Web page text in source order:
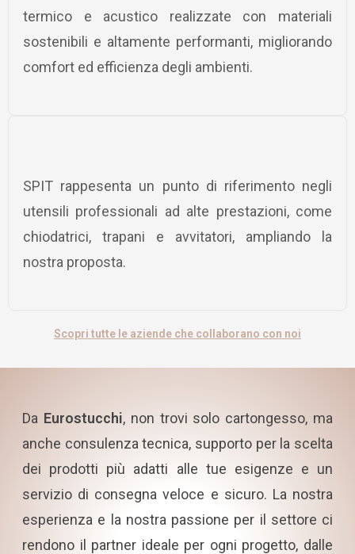
termico e acustico realizzate con materiali
sostenibili e altamente performanti, migliorando
comfort ed efficienza degli ambienti.
SPIT rappesenta un punto di riferimento negli
utensili professionali ad alte prestazioni, come
chiodatrici, trapani e avvitatori, ampliando la
nostra proposta.
Scopri tutte le aziende che collaborano con noi
Da Eurostucchi, non trovi solo cartongesso, ma
anche consulenza tecnica, supporto per la scelta
dei prodotti più adatti alle tue esigenze e un
servizio di consegna veloce e sicuro. La nostra
esperienza e la nostra passione per il settore ci
rendono il partner ideale per ogni progetto, dalle